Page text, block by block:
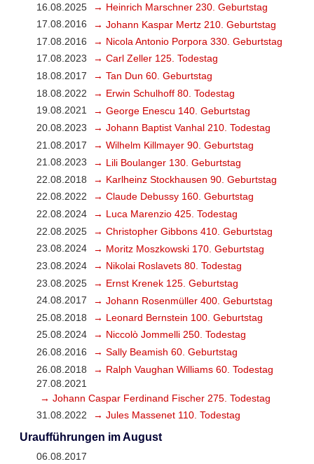
16.08.2025
→ Heinrich Marschner 230. Geburtstag
17.08.2016
→ Johann Kaspar Mertz 210. Geburtstag
17.08.2016
→ Nicola Antonio Porpora 330. Geburtstag
17.08.2023
→ Carl Zeller 125. Todestag
18.08.2017
→ Tan Dun 60. Geburtstag
18.08.2022
→ Erwin Schulhoff 80. Todestag
19.08.2021
→ George Enescu 140. Geburtstag
20.08.2023
→ Johann Baptist Vanhal 210. Todestag
21.08.2017
→ Wilhelm Killmayer 90. Geburtstag
21.08.2023
→ Lili Boulanger 130. Geburtstag
22.08.2018
→ Karlheinz Stockhausen 90. Geburtstag
22.08.2022
→ Claude Debussy 160. Geburtstag
22.08.2024
→ Luca Marenzio 425. Todestag
22.08.2025
→ Christopher Gibbons 410. Geburtstag
23.08.2024
→ Moritz Moszkowski 170. Geburtstag
23.08.2024
→ Nikolai Roslavets 80. Todestag
23.08.2025
→ Ernst Krenek 125. Geburtstag
24.08.2017
→ Johann Rosenmüller 400. Geburtstag
25.08.2018
→ Leonard Bernstein 100. Geburtstag
25.08.2024
→ Niccolò Jommelli 250. Todestag
26.08.2016
→ Sally Beamish 60. Geburtstag
26.08.2018
→ Ralph Vaughan Williams 60. Todestag
27.08.2021
→ Johann Caspar Ferdinand Fischer 275. Todestag
31.08.2022
→ Jules Massenet 110. Todestag
Uraufführungen im August
06.08.2017